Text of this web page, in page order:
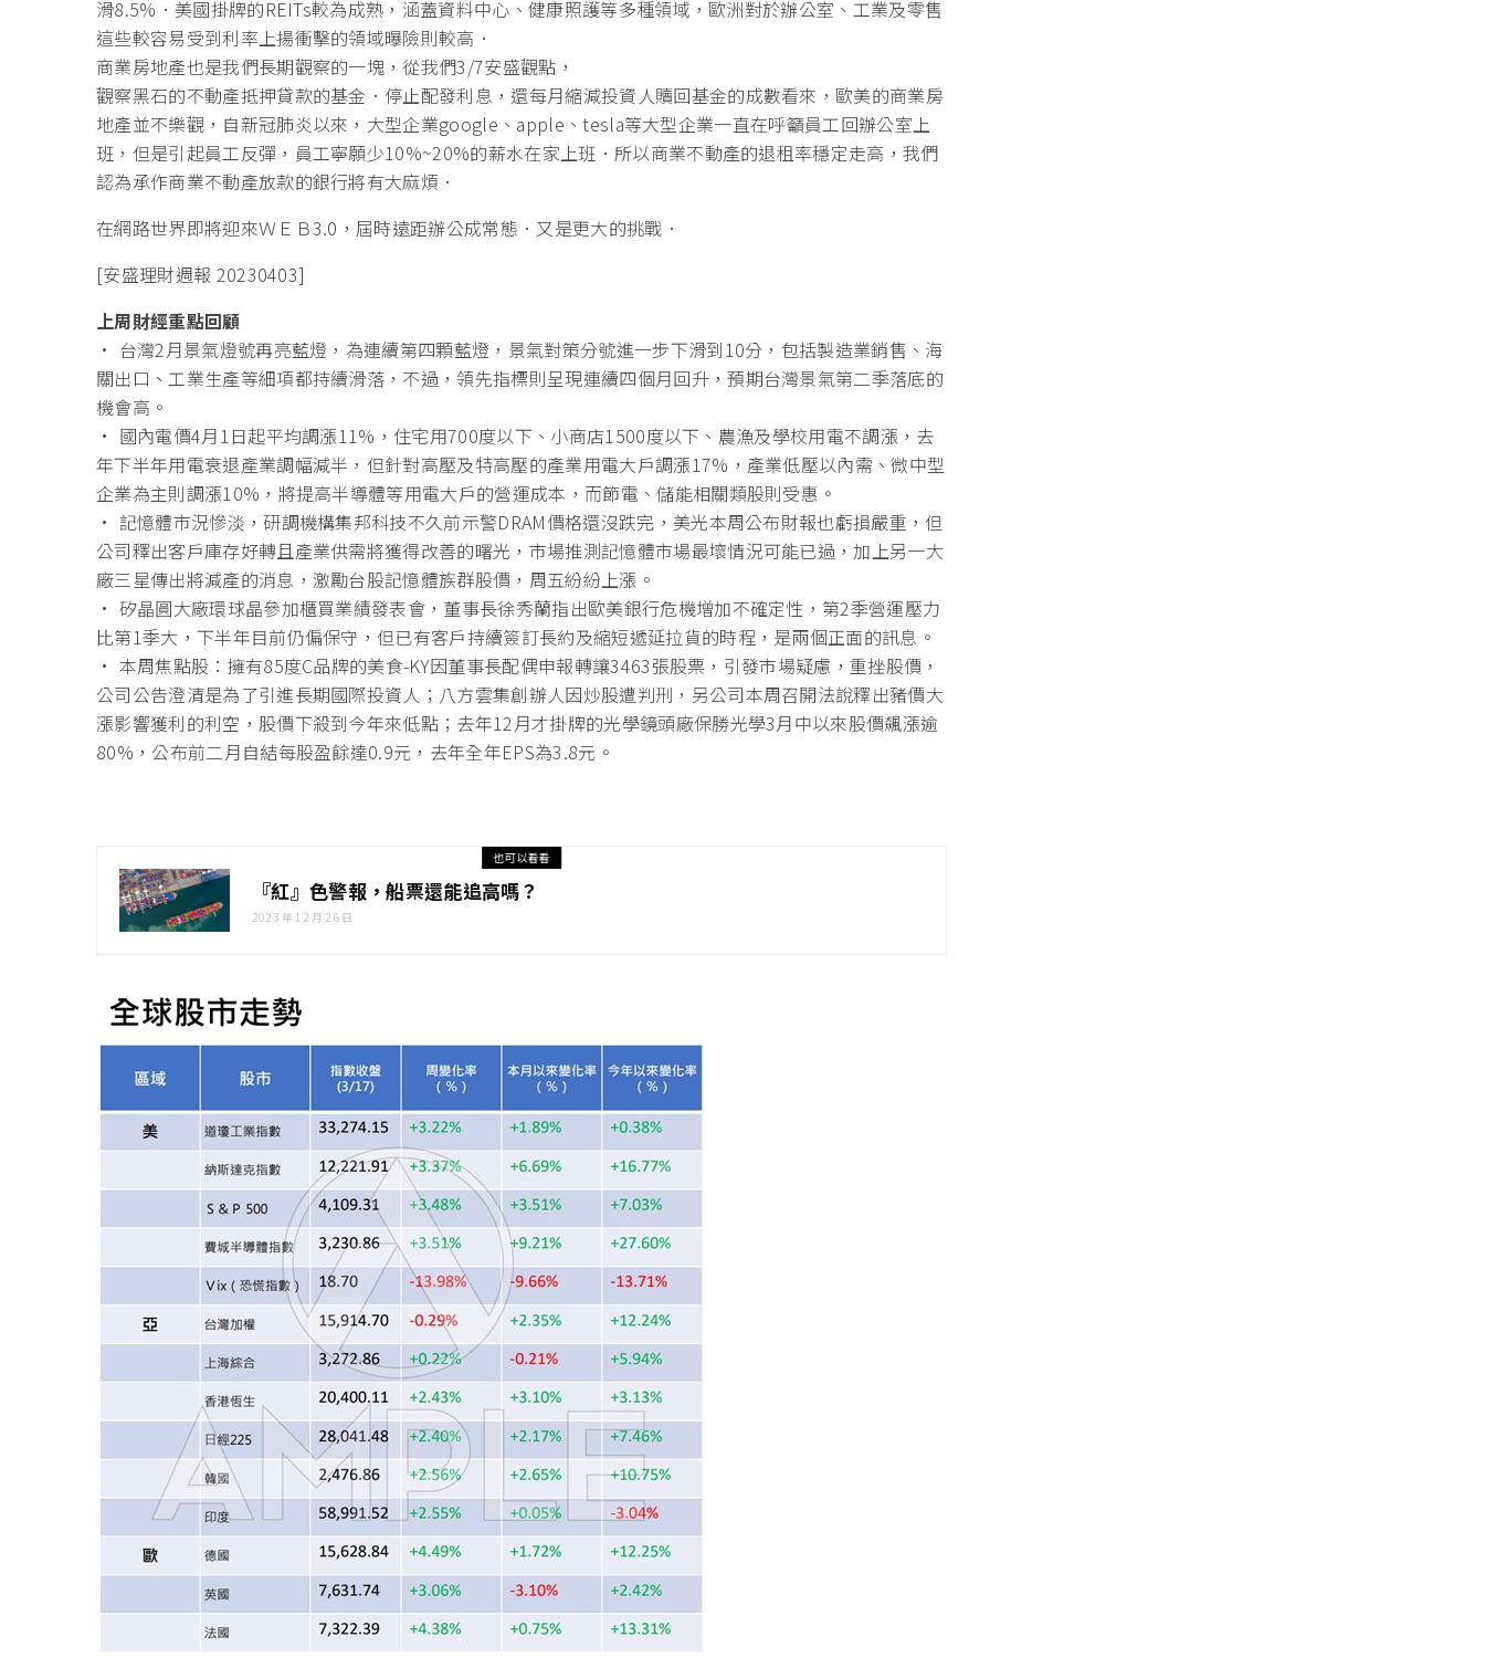
滑8.5%．美國掛牌的REITs較為成熟，涵蓋資料中心、健康照護等多種領域，歐洲對於辦公室、工業及零售
這些較容易受到利率上揚衝擊的領域曝險則較高．
商業房地產也是我們長期觀察的一塊，從我們3/7安盛觀點，
觀察黑石的不動產抵押貸款的基金．停止配發利息，還每月縮減投資人贖回基金的成數看來，歐美的商業房
地產並不樂觀，自新冠肺炎以來，大型企業google、apple、tesla等大型企業一直在呼籲員工回辦公室上
班，但是引起員工反彈，員工寧願少10%~20%的薪水在家上班．所以商業不動產的退租率穩定走高，我們
認為承作商業不動產放款的銀行將有大麻煩．
在網路世界即將迎來ＷＥＢ3.0，屆時遠距辦公成常態．又是更大的挑戰．
[安盛理財週報 20230403]
上周財經重點回顧
• 台灣2月景氣燈號再亮藍燈，為連續第四顆藍燈，景氣對策分號進一步下滑到10分，包括製造業銷售、海
關出口、工業生產等細項都持續滑落，不過，領先指標則呈現連續四個月回升，預期台灣景氣第二季落底的
機會高。
• 國內電價4月1日起平均調漲11%，住宅用700度以下、小商店1500度以下、農漁及學校用電不調漲，去
年下半年用電衰退產業調幅減半，但針對高壓及特高壓的產業用電大戶調漲17%，產業低壓以內需、微中型
企業為主則調漲10%，將提高半導體等用電大戶的營運成本，而節電、儲能相關類股則受惠。
• 記憶體市況慘淡，研調機構集邦科技不久前示警DRAM價格還沒跌完，美光本周公布財報也虧損嚴重，但
公司釋出客戶庫存好轉且產業供需將獲得改善的曙光，市場推測記憶體市場最壞情況可能已過，加上另一大
廠三星傳出將減產的消息，激勵台股記憶體族群股價，周五紛紛上漲。
• 矽晶圓大廠環球晶參加櫃買業績發表會，董事長徐秀蘭指出歐美銀行危機增加不確定性，第2季營運壓力
比第1季大，下半年目前仍偏保守，但已有客戶持續簽訂長約及縮短遞延拉貨的時程，是兩個正面的訊息。
• 本周焦點股：擁有85度C品牌的美食-KY因董事長配偶申報轉讓3463張股票，引發市場疑慮，重挫股價，
公司公告澄清是為了引進長期國際投資人；八方雲集創辦人因炒股遭判刑，另公司本周召開法說釋出豬價大
漲影響獲利的利空，股價下殺到今年來低點；去年12月才掛牌的光學鏡頭廠保勝光學3月中以來股價飆漲逾
80%，公布前二月自結每股盈餘達0.9元，去年全年EPS為3.8元。
也可以看看
『紅』色警報，船票還能追高嗎？
2023 年 12 月 26 日